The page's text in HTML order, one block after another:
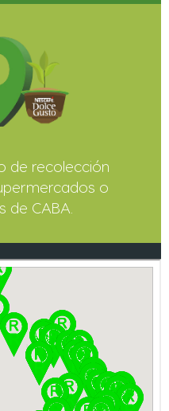
de recolección
o
de CABA.